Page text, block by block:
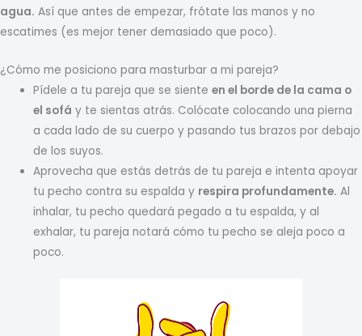
agua. Así que antes de empezar, frótate las manos y no
escatimes (es mejor tener demasiado que poco).
¿Cómo me posiciono para masturbar a mi pareja?
Pídele a tu pareja que se sienteen el borde de la cama o
el sofá y te sientas atrás. Colócate colocando una pierna
a cada lado de su cuerpo y pasando tus brazos por debajo
de los suyos.
Aprovecha que estás detrás de tu pareja e intenta apoyar
tu pecho contra su espalda y respira profundamente. Al
inhalar, tu pecho quedará pegado a tu espalda, y al
exhalar, tu pareja notará cómo tu pecho se aleja poco a
poco.